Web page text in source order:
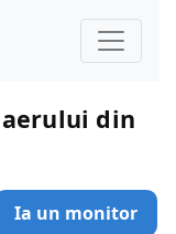
din
Ia un monitor